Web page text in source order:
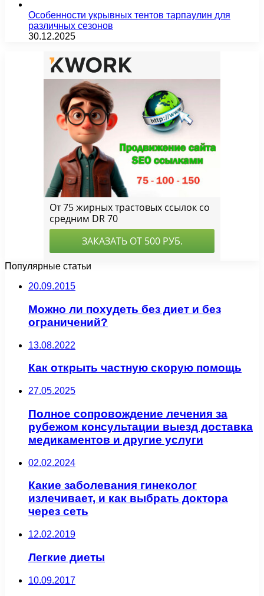
Особенности укрывных тентов тарпаулин для
различных сезонов
30.12.2025
Популярные статьи
20.09.2015
Можно ли похудеть без диет и без
ограничений?
13.08.2022
Как открыть частную скорую помощь
27.05.2025
Полное сопровождение лечения за
рубежом консультации выезд доставка
медикаментов и другие услуги
02.02.2024
Какие заболевания гинеколог
излечивает, и как выбрать доктора
через сеть
12.02.2019
Легкие диеты
10.09.2017